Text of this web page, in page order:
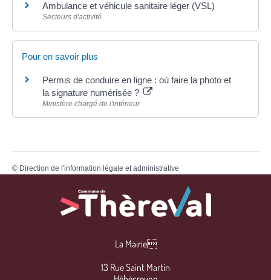
Ambulance et véhicule sanitaire léger (VSL)
Secteurs d'activité
Pour en savoir plus
Permis de conduire en ligne : où faire la photo et
la signature numérisée ?
Ministère chargé de l'intérieur
© Direction de l'information légale et administrative
La Mairie
13 Rue Saint Martin